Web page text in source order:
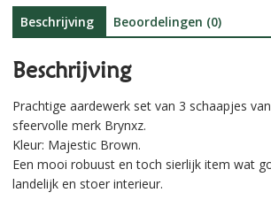
Beschrijving Beoordelingen (0)
Beschrijving
Prachtige aardewerk set van 3 schaapjes
sfeervolle merk Brynxz.
Kleur: Majestic Brown.
Een mooi robuust en toch sierlijk item wat
landelijk en stoer interieur.